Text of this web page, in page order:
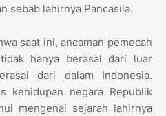
sebab lahirnya Pancasila.
saat ini, ancaman pemecah
hanya berasal dari luar
dari dalam Indonesia.
kehidupan negara Republik
mengenai sejarah lahirnya